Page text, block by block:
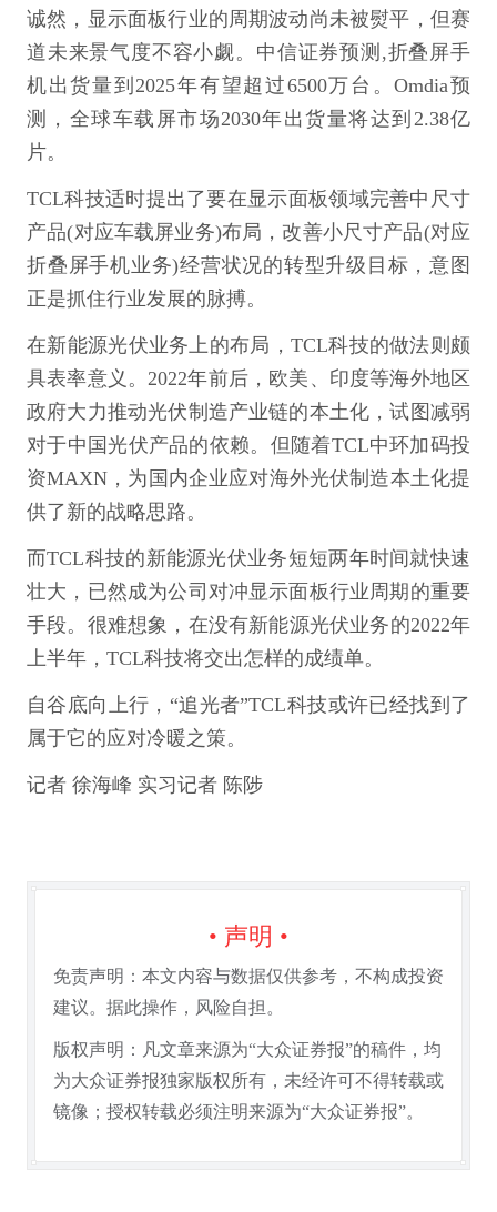
诚然，显示面板行业的周期波动尚未被熨平，但赛
道未来景气度不容小觑。中信证券预测,折叠屏手
机出货量到2025年有望超过6500万台。Omdia预
测，全球车载屏市场2030年出货量将达到2.38亿
片。
TCL科技适时提出了要在显示面板领域完善中尺寸
产品(对应车载屏业务)布局，改善小尺寸产品(对应
折叠屏手机业务)经营状况的转型升级目标，意图
正是抓住行业发展的脉搏。
在新能源光伏业务上的布局，TCL科技的做法则颇
具表率意义。2022年前后，欧美、印度等海外地区
政府大力推动光伏制造产业链的本土化，试图减弱
对于中国光伏产品的依赖。但随着TCL中环加码投
资MAXN，为国内企业应对海外光伏制造本土化提
供了新的战略思路。
而TCL科技的新能源光伏业务短短两年时间就快速
壮大，已然成为公司对冲显示面板行业周期的重要
手段。很难想象，在没有新能源光伏业务的2022年
上半年，TCL科技将交出怎样的成绩单。
自谷底向上行，“追光者”TCL科技或许已经找到了
属于它的应对冷暖之策。
记者 徐海峰 实习记者 陈陟
• 声明 •
免责声明：本文内容与数据仅供参考，不构成投资
建议。据此操作，风险自担。
版权声明：凡文章来源为“大众证券报”的稿件，均
为大众证券报独家版权所有，未经许可不得转载或
镜像；授权转载必须注明来源为“大众证券报”。